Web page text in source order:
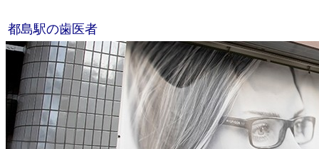
都島駅の歯医者